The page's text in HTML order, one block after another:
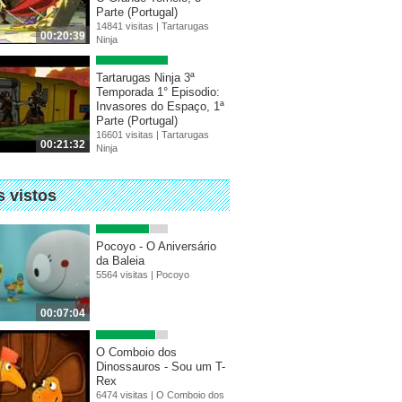
00:20:39
Parte (Portugal)
14841 visitas | Tartarugas
Ninja
00:21:32
Tartarugas Ninja 3ª
Temporada 1° Episodio:
Invasores do Espaço, 1ª
Parte (Portugal)
16601 visitas | Tartarugas
Ninja
vistos
00:07:04
Pocoyo - O Aniversário
da Baleia
5564 visitas | Pocoyo
O Comboio dos
Dinossauros - Sou um T-
Rex
6474 visitas | O Comboio dos